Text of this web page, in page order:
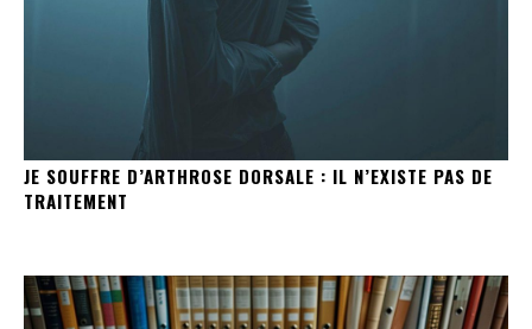
JE SOUFFRE D’ARTHROSE DORSALE : IL N’EXISTE PAS DE
TRAITEMENT